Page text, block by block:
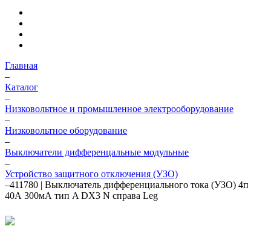
Главная
–
Каталог
–
Низковольтное и промышленное электрооборудование
–
Низковольтное оборудование
–
Выключатели дифференцальные модульные
–
Устройство защитного отключения (УЗО)
–411780 | Выключатель дифференциального тока (УЗО) 4п
40А 300мА тип A DX3 N справа Leg